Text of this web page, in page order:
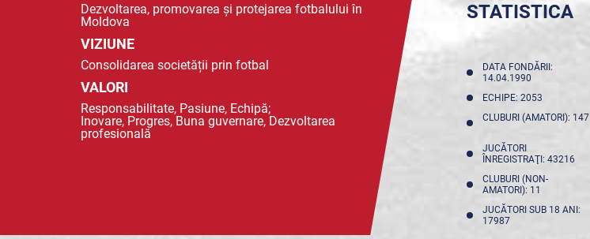
Dezvoltarea, promovarea și protejarea fotbalului în
Moldova
VIZIUNE
Consolidarea societății prin fotbal
VALORI
Responsabilitate, Pasiune, Echipă;
Inovare, Progres, Buna guvernare, Dezvoltarea
profesională
STATISTICA
DATA FONDĂRII:
14.04.1990
ECHIPE: 2053
CLUBURI (AMATORI): 147
JUCĂTORI
ÎNREGISTRAŢI: 43216
CLUBURI (NON-
AMATORI): 11
JUCĂTORI SUB 18 ANI:
17987